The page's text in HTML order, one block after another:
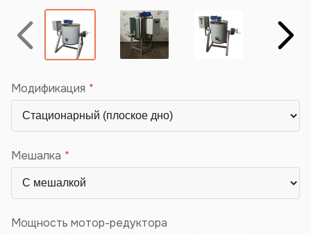
Назад Вперёд
Модификация
Мешалка
Мощность мотор-редуктора